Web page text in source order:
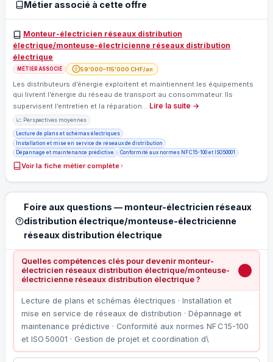
Métier associé à cette offre
Monteur-électricien réseaux distribution
électrique/monteuse-électricienne réseaux distribution
électrique
MÉTIER ASSOCIÉ 59'000–115'000 CHF/an
Les distributeurs d’énergie exploitent et maintiennent les équipements
qui livrent l’énergie du réseau de transport au consommateur. Ils
supervisent l’entretien et la réparation… Lire la suite →
📈 Perspectives moyennes
Lecture de plans et schémas électriques
Installation et mise en service de réseaux de distribution
Dépannage et maintenance prédictive
Conformité aux normes NF C 15-100 et ISO 50001
Voir la fiche métier complète
Foire aux questions — monteur-électricien réseaux
distribution électrique/monteuse-électricienne
réseaux distribution électrique
Quelles compétences clés pour devenir monteur-
électricien réseaux distribution électrique/monteuse-
électricienne réseaux distribution électrique ?
Lecture de plans et schémas électriques · Installation et
mise en service de réseaux de distribution · Dépannage et
maintenance prédictive · Conformité aux normes NF C 15-100
et ISO 50001 · Gestion de projet et coordination d\